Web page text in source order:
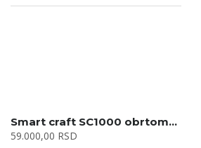
Smart craft SC1000 obrtomer 7000 RPM beli
59.000,00 RSD